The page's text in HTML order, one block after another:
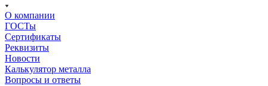
О компании
ГОСТы
Сертификаты
Реквизиты
Новости
Калькулятор металла
Вопросы и ответы